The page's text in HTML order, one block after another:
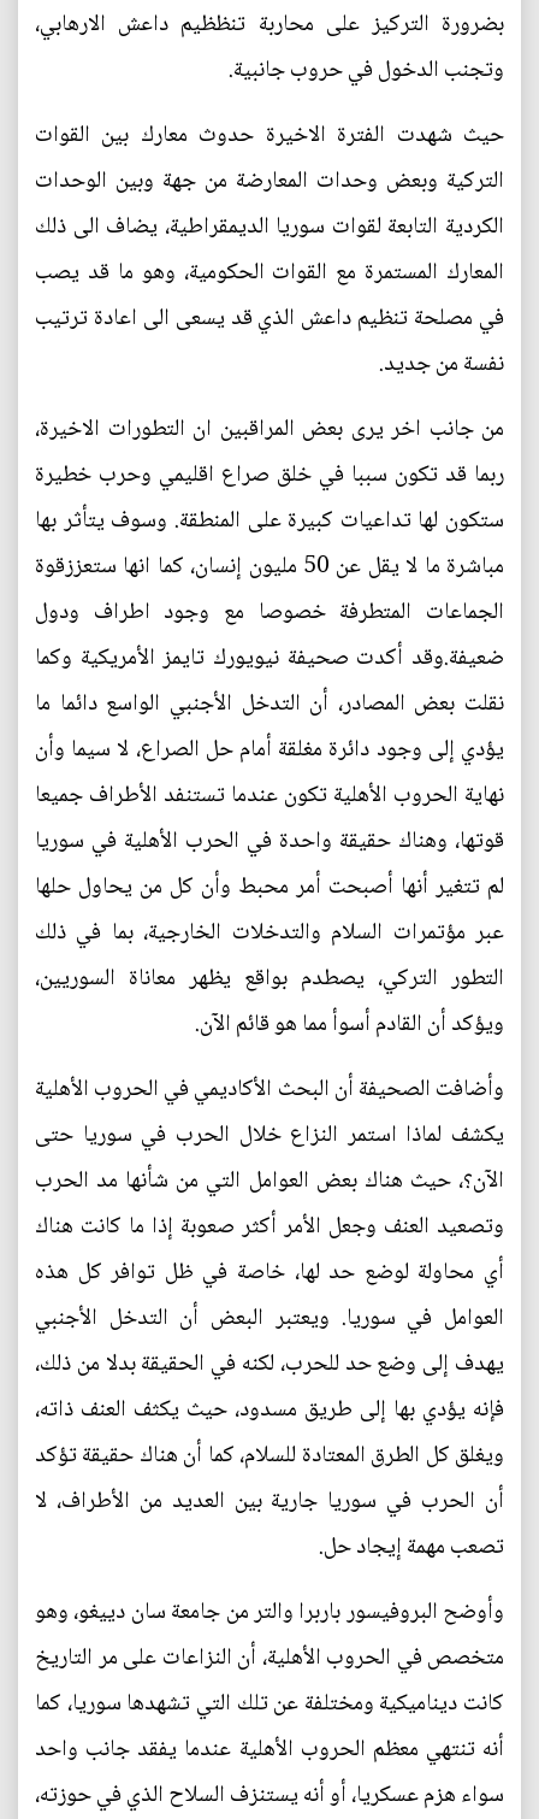
بضرورة التركيز على محاربة تنظظيم داعش الارهابي،
وتجنب الدخول في حروب جانبية.
حيث شهدت الفترة الاخيرة حدوث معارك بين القوات
التركية وبعض وحدات المعارضة من جهة وبين الوحدات
الكردية التابعة لقوات سوريا الديمقراطية، يضاف الى ذلك
المعارك المستمرة مع القوات الحكومية، وهو ما قد يصب
في مصلحة تنظيم داعش الذي قد يسعى الى اعادة ترتيب
نفسة من جديد.
من جانب اخر يرى بعض المراقبين ان التطورات الاخيرة،
ربما قد تكون سببا في خلق صراع اقليمي وحرب خطيرة
ستكون لها تداعيات كبيرة على المنطقة. وسوف يتأثر بها
مباشرة ما لا يقل عن 50 مليون إنسان، كما انها ستعززقوة
الجماعات المتطرفة خصوصا مع وجود اطراف ودول
ضعيفة.وقد أكدت صحيفة نيويورك تايمز الأمريكية وكما
نقلت بعض المصادر، أن التدخل الأجنبي الواسع دائما ما
يؤدي إلى وجود دائرة مغلقة أمام حل الصراع، لا سيما وأن
نهاية الحروب الأهلية تكون عندما تستنفد الأطراف جميعا
قوتها، وهناك حقيقة واحدة في الحرب الأهلية في سوريا
لم تتغير أنها أصبحت أمر محبط وأن كل من يحاول حلها
عبر مؤتمرات السلام والتدخلات الخارجية، بما في ذلك
التطور التركي، يصطدم بواقع يظهر معاناة السوريين،
ويؤكد أن القادم أسوأ مما هو قائم الآن.
وأضافت الصحيفة أن البحث الأكاديمي في الحروب الأهلية
يكشف لماذا استمر النزاع خلال الحرب في سوريا حتى
الآن؟، حيث هناك بعض العوامل التي من شأنها مد الحرب
وتصعيد العنف وجعل الأمر أكثر صعوبة إذا ما كانت هناك
أي محاولة لوضع حد لها، خاصة في ظل توافر كل هذه
العوامل في سوريا. ويعتبر البعض أن التدخل الأجنبي
يهدف إلى وضع حد للحرب، لكنه في الحقيقة بدلا من ذلك،
فإنه يؤدي بها إلى طريق مسدود، حيث يكثف العنف ذاته،
ويغلق كل الطرق المعتادة للسلام، كما أن هناك حقيقة تؤكد
أن الحرب في سوريا جارية بين العديد من الأطراف، لا
تصعب مهمة إيجاد حل.
وأوضح البروفيسور باربرا والتر من جامعة سان دييغو، وهو
متخصص في الحروب الأهلية، أن النزاعات على مر التاريخ
كانت ديناميكية ومختلفة عن تلك التي تشهدها سوريا، كما
أنه تنتهي معظم الحروب الأهلية عندما يفقد جانب واحد
سواء هزم عسكريا، أو أنه يستنزف السلاح الذي في حوزته،